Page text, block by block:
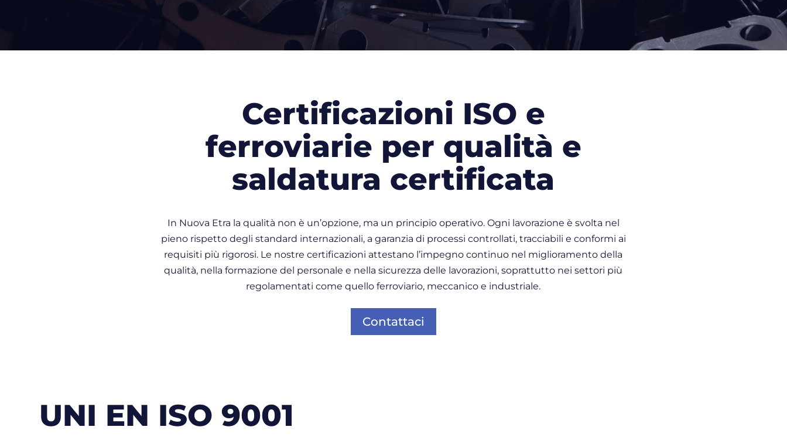
Certificazioni ISO e
ferroviarie per qualità e
saldatura certificata
In Nuova Etra la qualità non è un’opzione, ma un principio operativo. Ogni lavorazione è svolta nel
pieno rispetto degli standard internazionali, a garanzia di processi controllati, tracciabili e conformi ai
requisiti più rigorosi. Le nostre certificazioni attestano l’impegno continuo nel miglioramento della
qualità, nella formazione del personale e nella sicurezza delle lavorazioni, soprattutto nei settori più
regolamentati come quello ferroviario, meccanico e industriale.
Contattaci
UNI EN ISO 9001